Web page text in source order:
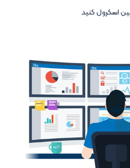
اسکرول کنید